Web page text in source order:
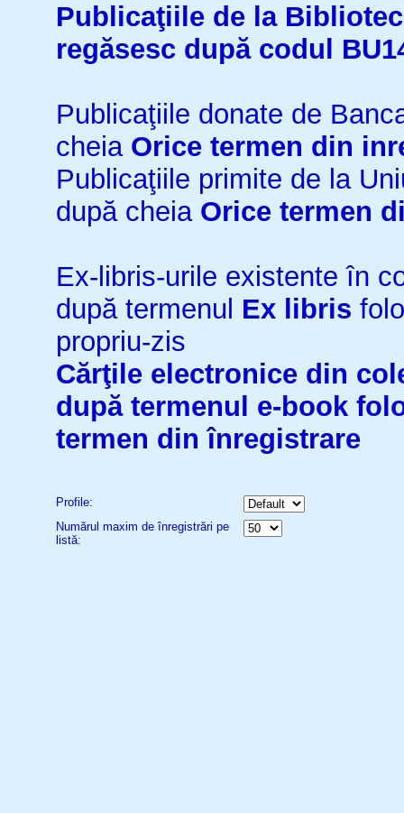
Publicaţiile de la
regăsesc după codul
Publicaţiile donate de
cheia Orice termen din
Publicaţiile primite de la
după cheia Orice termen
Ex-libris-urile existente în
după termenul Ex libris
propriu-zis
Cărţile electronice din
după termenul e-book
termen din înregistrare
Profile:
Numărul maxim de înregistrări pe
listă: